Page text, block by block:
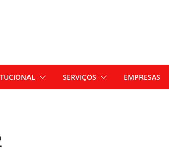
SERVIÇOS EMPRESAS